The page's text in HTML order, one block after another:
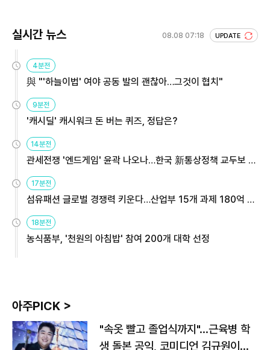
실시간 뉴스 08.08 07:18 UPDATE
4분전
與 "'하늘이법' 여야 공동 발의 괜찮아…그것이 협치"
9분전
'캐시딜' 캐시워크 돈 버는 퀴즈, 정답은?
14분전
관세전쟁 '엔드게임' 윤곽 나오나…한국 新통상정책 교두보 활
17분전
섬유패션 글로벌 경쟁력 키운다…산업부 15개 과제 180억 지
18분전
농식품부, '천원의 아침밥' 참여 200개 대학 선정
아주PICK >
"속옷 빨고 졸업식까지"…근육병 학
생 돌본 공익, 코미디언 김규원이었